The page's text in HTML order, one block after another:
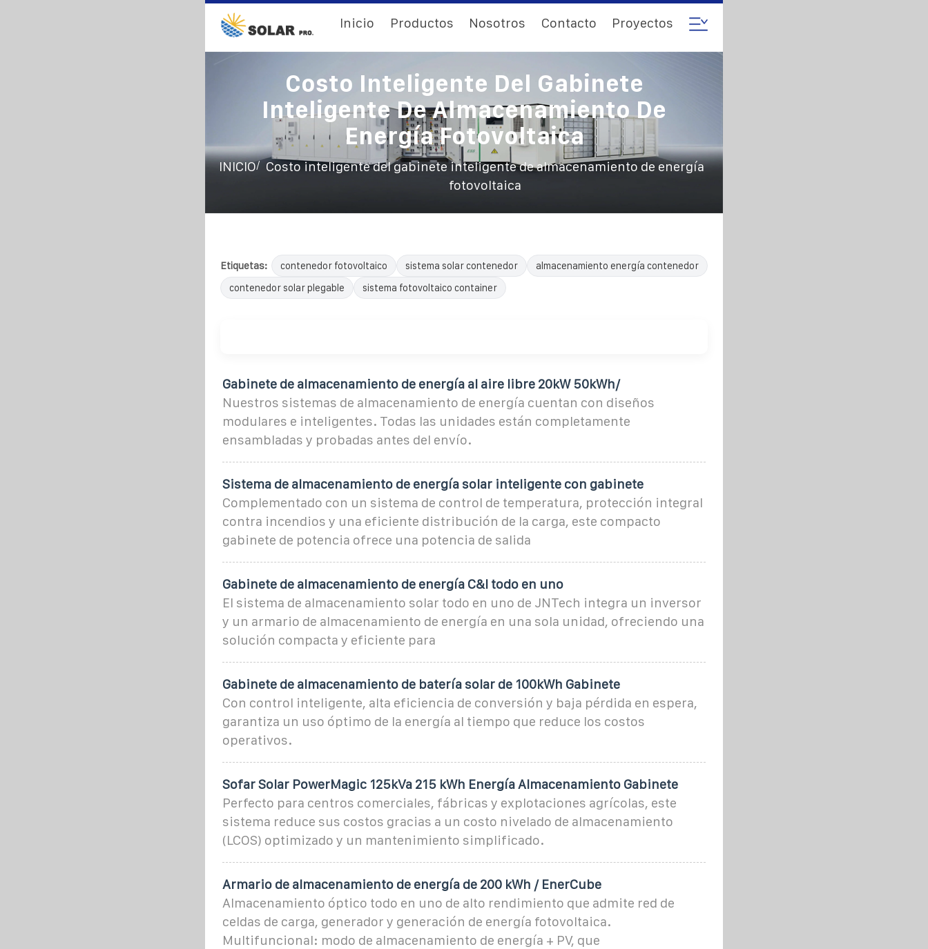
Inicio Productos Nosotros Contacto Proyectos
Costo Inteligente Del Gabinete
Inteligente De Almacenamiento De
Energía Fotovoltaica
INICIO/ Costo inteligente del gabinete inteligente de almacenamiento de energía
fotovoltaica
Etiquetas: contenedor fotovoltaico sistema solar contenedor
almacenamiento energía contenedor
contenedor solar plegable
sistema fotovoltaico container
Gabinete de almacenamiento de energía al aire libre 20kW 50kWh/
Nuestros sistemas de almacenamiento de energía cuentan con diseños
modulares e inteligentes. Todas las unidades están completamente
ensambladas y probadas antes del envío.
Sistema de almacenamiento de energía solar inteligente con gabinete
Complementado con un sistema de control de temperatura, protección integral
contra incendios y una eficiente distribución de la carga, este compacto
gabinete de potencia ofrece una potencia de salida
Gabinete de almacenamiento de energía C&I todo en uno
El sistema de almacenamiento solar todo en uno de JNTech integra un inversor
y un armario de almacenamiento de energía en una sola unidad, ofreciendo una
solución compacta y eficiente para
Gabinete de almacenamiento de batería solar de 100kWh Gabinete
Con control inteligente, alta eficiencia de conversión y baja pérdida en espera,
garantiza un uso óptimo de la energía al tiempo que reduce los costos
operativos.
Sofar Solar PowerMagic 125kVa 215 kWh Energía Almacenamiento Gabinete
Perfecto para centros comerciales, fábricas y explotaciones agrícolas, este
sistema reduce sus costos gracias a un costo nivelado de almacenamiento
(LCOS) optimizado y un mantenimiento simplificado.
Armario de almacenamiento de energía de 200 kWh / EnerCube
Almacenamiento óptico todo en uno de alto rendimiento que admite red de
celdas de carga, generador y generación de energía fotovoltaica.
Multifuncional: modo de almacenamiento de energía + PV, que